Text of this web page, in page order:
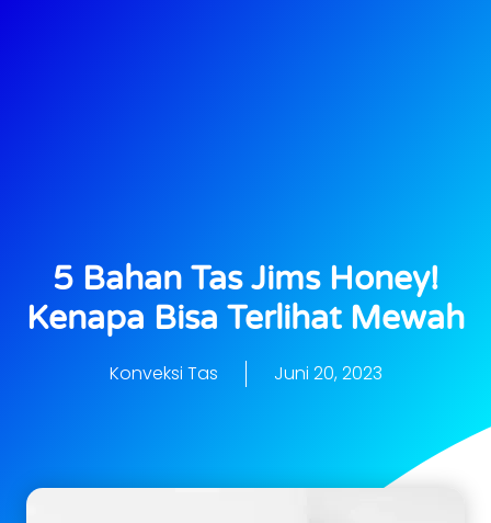
5 Bahan Tas Jims Honey!
Kenapa Bisa Terlihat Mewah
Konveksi Tas Juni 20, 2023